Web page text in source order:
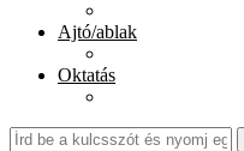
Ajtó/ablak
Oktatás